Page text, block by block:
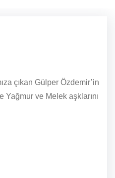
çıkan Gülper Özdemir’in
ve Melek aşklarını